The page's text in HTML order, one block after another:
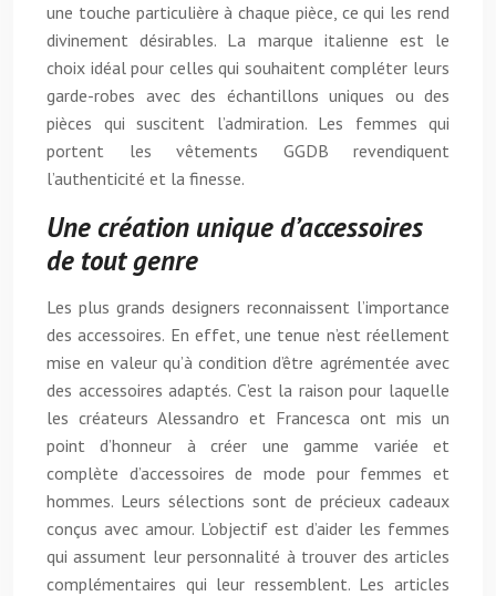
une touche particulière à chaque pièce, ce qui les rend
divinement désirables. La marque italienne est le
choix idéal pour celles qui souhaitent compléter leurs
garde-robes avec des échantillons uniques ou des
pièces qui suscitent l’admiration. Les femmes qui
portent les vêtements GGDB revendiquent
l’authenticité et la finesse.
Une création unique d’accessoires
de tout genre
Les plus grands designers reconnaissent l’importance
des accessoires. En effet, une tenue n’est réellement
mise en valeur qu’à condition d’être agrémentée avec
des accessoires adaptés. C’est la raison pour laquelle
les créateurs Alessandro et Francesca ont mis un
point d’honneur à créer une gamme variée et
complète d’accessoires de mode pour femmes et
hommes. Leurs sélections sont de précieux cadeaux
conçus avec amour. L’objectif est d’aider les femmes
qui assument leur personnalité à trouver des articles
complémentaires qui leur ressemblent. Les articles